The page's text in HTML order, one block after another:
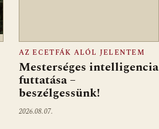
AZ ECETFÁK ALÓL JELENTEM
Mesterséges intelligencia
futtatása –
beszélgessünk!
2026.08.07.